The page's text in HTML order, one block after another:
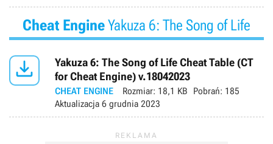
Cheat EngineYakuza 6: The Song of Life

Yakuza 6: The Song of Life Cheat Table (CT
for Cheat Engine) v.18042023
CHEAT ENGINE Rozmiar: 18,1 KB Pobrań: 185
Aktualizacja 6 grudnia 2023